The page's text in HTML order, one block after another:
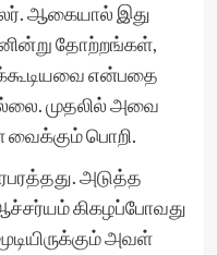
ஆகையால் இது
தோற்றங்கள்,
என்பதை
முதலில் அவை
பொறி.
அடுத்த
கிகழப்போவது
அவள்